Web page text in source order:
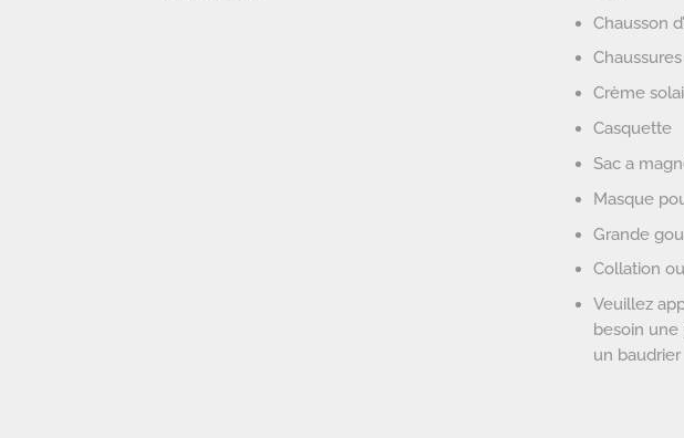
Chausson
Crème
Casquette
Sac a
Masque
Grande
Collation
Veuillez
besoin une
un baudrier